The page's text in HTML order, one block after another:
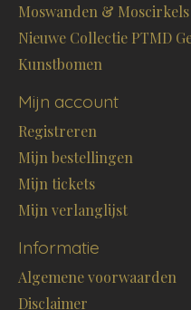
Moswanden & Moscirkels
Nieuwe Collectie PTMD
Kunstbomen
Mijn account
Registreren
Mijn bestellingen
Mijn tickets
Mijn verlanglijst
Informatie
Algemene voorwaarden
Disclaimer